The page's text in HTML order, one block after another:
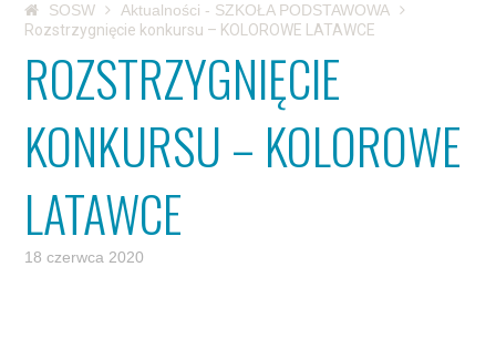
SOSW
Aktualności - SZKOŁA PODSTAWOWA
Rozstrzygnięcie konkursu – KOLOROWE LATAWCE
ROZSTRZYGNIĘCIE
KONKURSU – KOLOROWE
LATAWCE
18 czerwca 2020